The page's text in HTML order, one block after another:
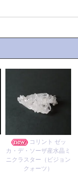
コリント ゼッ
カ・デ・ソーザ産水晶ミ
ニクラスター（ビジョン
クォーツ）